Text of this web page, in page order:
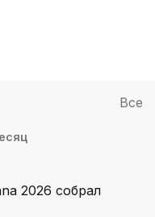
Все
2026 собрал